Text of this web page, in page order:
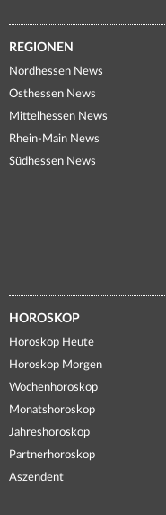
REGIONEN
Nordhessen News
Osthessen News
Mittelhessen News
Rhein-Main News
Südhessen News
HOROSKOP
Horoskop Heute
Horoskop Morgen
Wochenhoroskop
Monatshoroskop
Jahreshoroskop
Partnerhoroskop
Aszendent